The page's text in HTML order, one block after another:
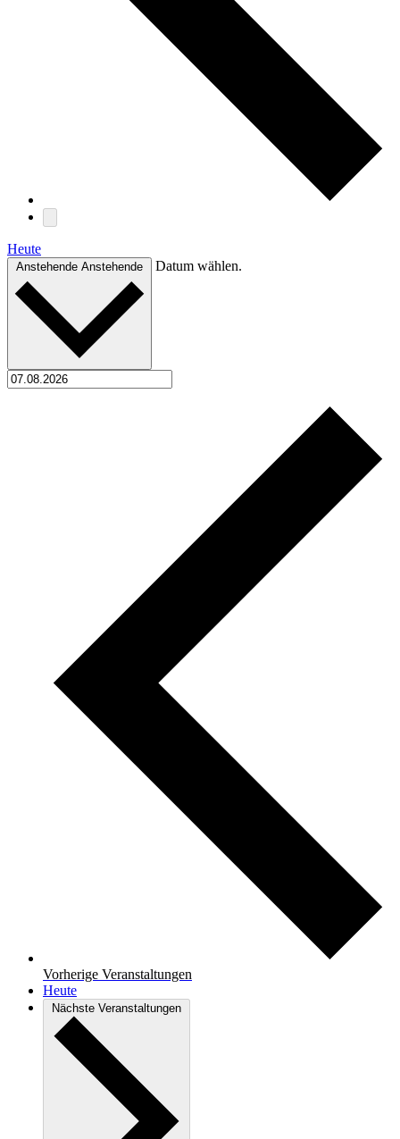
Heute
Anstehende Anstehende Datum wählen.
Vorherige Veranstaltungen
Heute
Nächste Veranstaltungen